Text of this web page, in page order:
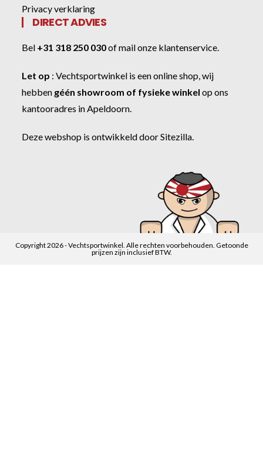
Privacy verklaring
DIRECT ADVIES
Bel +31 318 250 030ofmail onze klantenservice
Let op :Vechtsportwinkel is een online shop, wij
hebben géén showroom of fysieke winkel op ons
kantooradres in Apeldoorn.
Deze webshop is ontwikkeld doorSitezilla
Copyright 2026 - Vechtsportwinkel. Alle rechten voorbehouden. Getoonde
prijzen zijn inclusief BTW.